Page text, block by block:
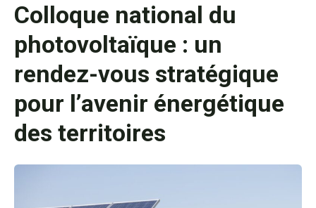
Colloque national du
photovoltaïque : un
rendez-vous stratégique
pour l’avenir énergétique
des territoires